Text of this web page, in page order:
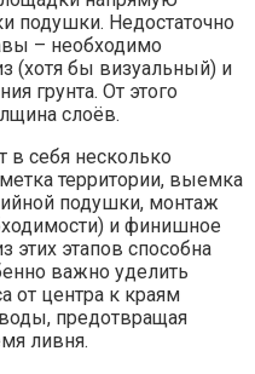
подушки. Недостаточно
– необходимо
(хотя бы визуальный) и
грунта. От этого
слоёв.
себя несколько
территории, выемка
подушки, монтаж
и финишное
этапов способна
важно уделить
от центра к краям
предотвращая
ливня.